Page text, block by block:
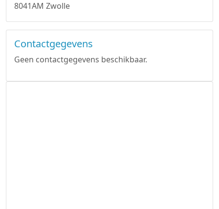
8041AM Zwolle
Contactgegevens
Geen contactgegevens beschikbaar.